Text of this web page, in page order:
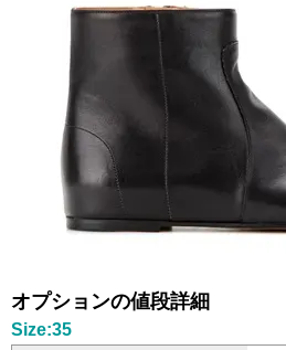
オプションの値段詳細
Size:35